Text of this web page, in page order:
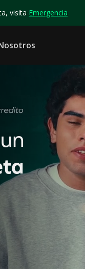
visita Emergencia